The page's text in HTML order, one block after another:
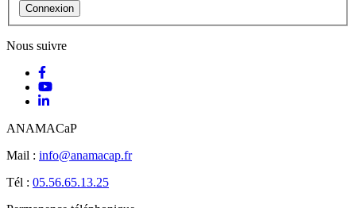
Connexion
Nous suivre
ANAMACaP
Mail : info@anamacap.fr
Tél : 05.56.65.13.25